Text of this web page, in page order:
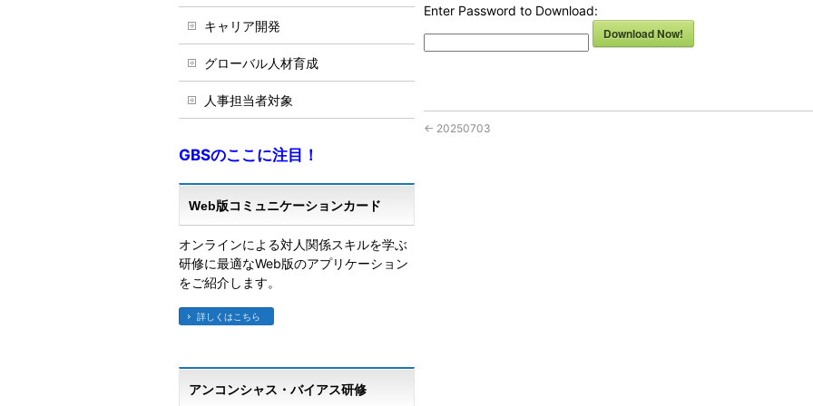
Enter Password to Download:
Download Now!
← 20250703
キャリア開発
グローバル人材育成
人事担当者対象
GBSのここに注目！
Web版コミュニケーションカード
オンラインによる対人関係スキルを学ぶ
研修に最適なWeb版のアプリケーション
をご紹介します。
詳しくはこちら
アンコンシャス・バイアス研修